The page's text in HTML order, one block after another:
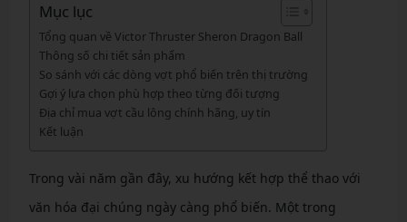
Mục lục
Tổng quan về Victor Thruster Sheron Dragon Ball
Thông số chi tiết sản phẩm
So sánh với các dòng vợt phổ biến trên thị trường
Gợi ý lựa chọn phù hợp theo từng đối tượng
Địa chỉ mua vợt cầu lông chính hãng, uy tín
Kết luận
Trong vài năm gần đây, xu hướng kết hợp thể thao với
văn hóa đại chúng ngày càng phổ biến. Một trong